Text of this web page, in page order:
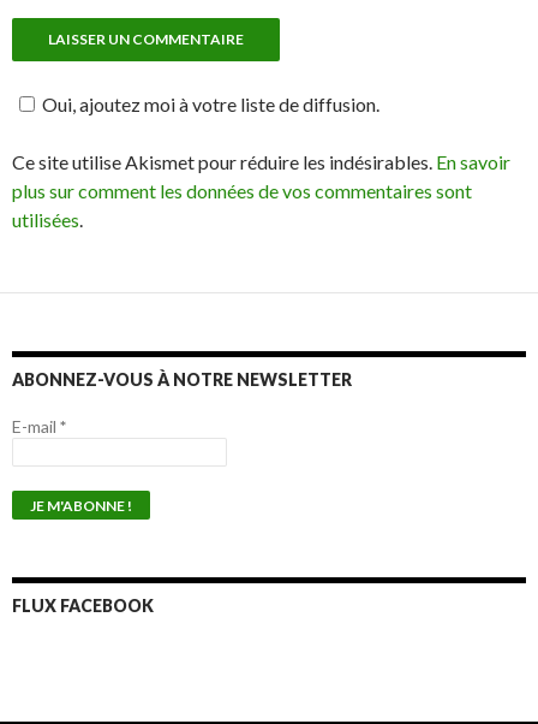
Oui, ajoutez moi à votre liste de diffusion.
Ce site utilise Akismet pour réduire les indésirables. En savoir
plus sur comment les données de vos commentaires sont
utilisées.
ABONNEZ-VOUS À NOTRE NEWSLETTER
E-mail *
FLUX FACEBOOK